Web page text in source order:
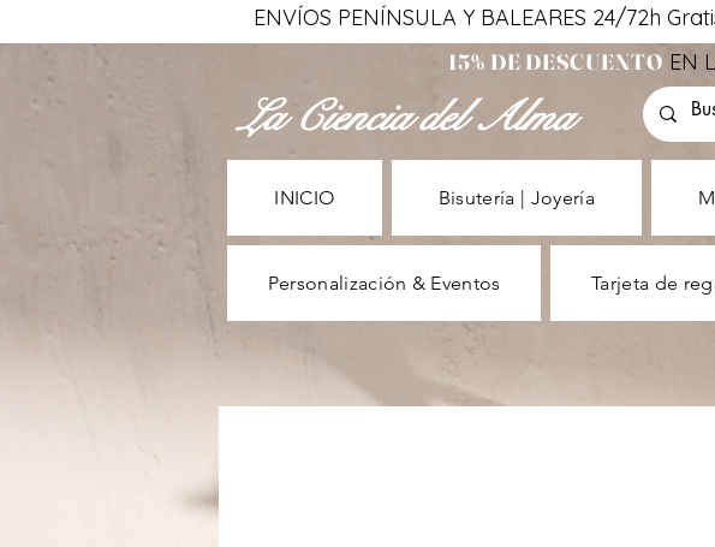
ENVÍOS PENÍNSULA Y BALEARES 24/72h
15% DE DESCUENTO EN
La Ciencia del Alma
INICIO Bisutería | Joyería
Personalización & Eventos Tarjeta de